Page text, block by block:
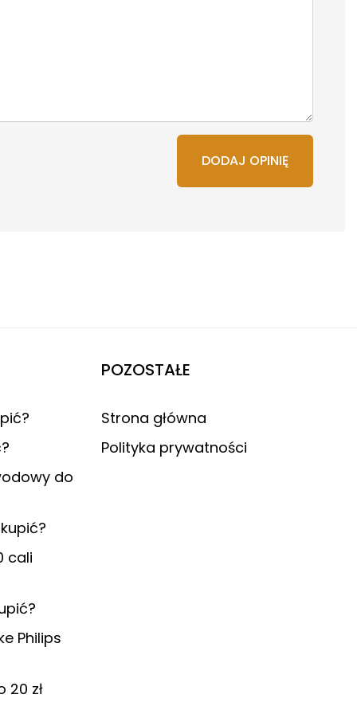
DODAJ OPINIĘ
do
cali
Philips
20 zł
POZOSTAŁE
Strona główna
Polityka prywatności